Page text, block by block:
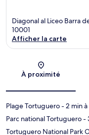
Diagonal al Liceo Barra
10001
Afficher la carte
À proximité
Plage Tortuguero- 2 min
Parc national Tortuguero-
Tortuguero National Park